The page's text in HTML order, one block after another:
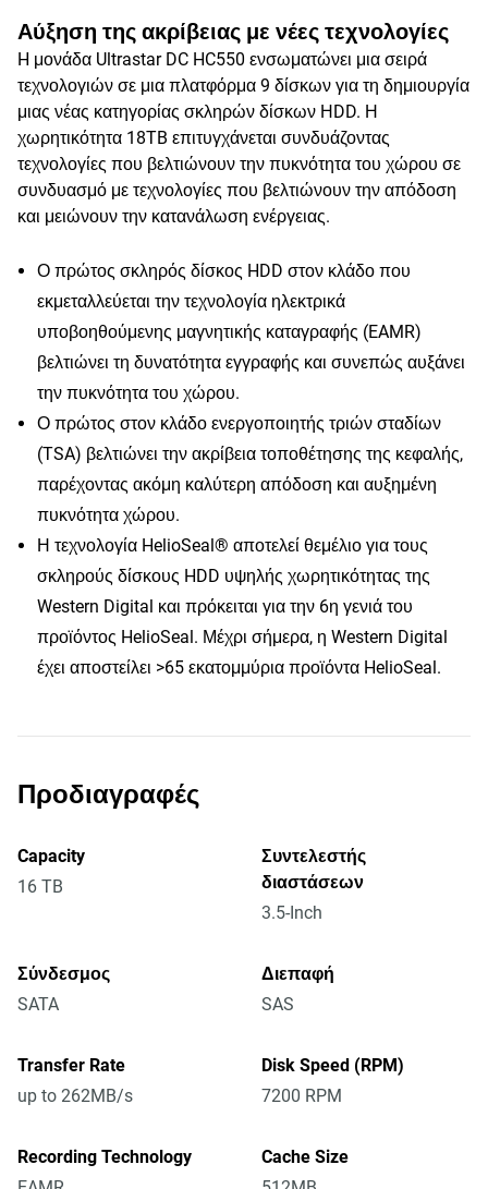
Αύξηση της ακρίβειας με νέες τεχνολογίες
H μονάδα Ultrastar DC HC550 ενσωματώνει μια σειρά
τεχνολογιών σε μια πλατφόρμα 9 δίσκων για τη δημιουργία
μιας νέας κατηγορίας σκληρών δίσκων ΗDD. Η
χωρητικότητα 18TB επιτυγχάνεται συνδυάζοντας
τεχνολογίες που βελτιώνουν την πυκνότητα του χώρου σε
συνδυασμό με τεχνολογίες που βελτιώνουν την απόδοση
και μειώνουν την κατανάλωση ενέργειας.
Ο πρώτος σκληρός δίσκος HDD στον κλάδο που
εκμεταλλεύεται την τεχνολογία ηλεκτρικά
υποβοηθούμενης μαγνητικής καταγραφής (EAMR)
βελτιώνει τη δυνατότητα εγγραφής και συνεπώς αυξάνει
την πυκνότητα του χώρου.
Ο πρώτος στον κλάδο ενεργοποιητής τριών σταδίων
(TSA) βελτιώνει την ακρίβεια τοποθέτησης της κεφαλής,
παρέχοντας ακόμη καλύτερη απόδοση και αυξημένη
πυκνότητα χώρου.
Η τεχνολογία HelioSeal® αποτελεί θεμέλιο για τους
σκληρούς δίσκους HDD υψηλής χωρητικότητας της
Western Digital και πρόκειται για την 6η γενιά του
προϊόντος HelioSeal. Μέχρι σήμερα, η Western Digital
έχει αποστείλει >65 εκατομμύρια προϊόντα HelioSeal.
Προδιαγραφές
Capacity
16 TB
Συντελεστής
διαστάσεων
3.5-Inch
Σύνδεσμος
SATA
Διεπαφή
SAS
Transfer Rate
up to 262MB/s
Disk Speed (RPM)
7200 RPM
Recording Technology
Cache Size